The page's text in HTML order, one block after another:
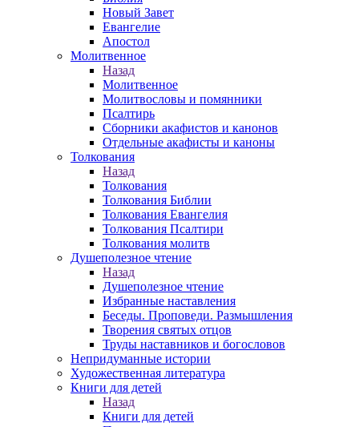
Новый Завет
Евангелие
Апостол
Молитвенное
Назад
Молитвенное
Молитвословы и помянники
Псалтирь
Сборники акафистов и канонов
Отдельные акафисты и каноны
Толкования
Назад
Толкования
Толкования Библии
Толкования Евангелия
Толкования Псалтири
Толкования молитв
Душеполезное чтение
Назад
Душеполезное чтение
Избранные наставления
Беседы. Проповеди. Размышления
Творения святых отцов
Труды наставников и богословов
Непридуманные истории
Художественная литература
Книги для детей
Назад
Книги для детей